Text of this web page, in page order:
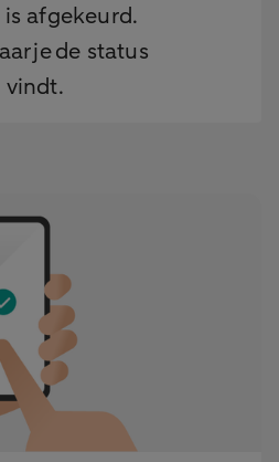
afgekeurd.
je de status
vindt.